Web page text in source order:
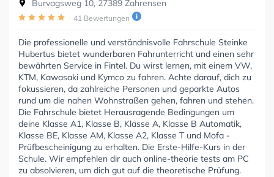
Burvagsweg 10, 27389 Zahrensen
41 Bewertungen
Die professionelle und verständnisvolle Fahrschule Steinke
Hubertus bietet wunderbaren Fahrunterricht und einen sehr
bewährten Service in Fintel. Du wirst lernen, mit einem VW,
KTM, Kawasaki und Kymco zu fahren. Achte darauf, dich zu
fokussieren, da zahlreiche Personen und geparkte Autos
rund um die nahen Wohnstraßen gehen, fahren und stehen.
Die Fahrschule bietet Herausragende Bedingungen um
deine Klasse A1, Klasse B, Klasse A, Klasse B Automatik,
Klasse BE, Klasse AM, Klasse A2, Klasse T und Mofa -
Prüfbescheinigung zu erhalten. Die Erste-Hilfe-Kurs in der
Schule. Wir empfehlen dir auch online-theorie tests am PC
zu absolvieren, um dich gut auf die theoretische Prüfung.